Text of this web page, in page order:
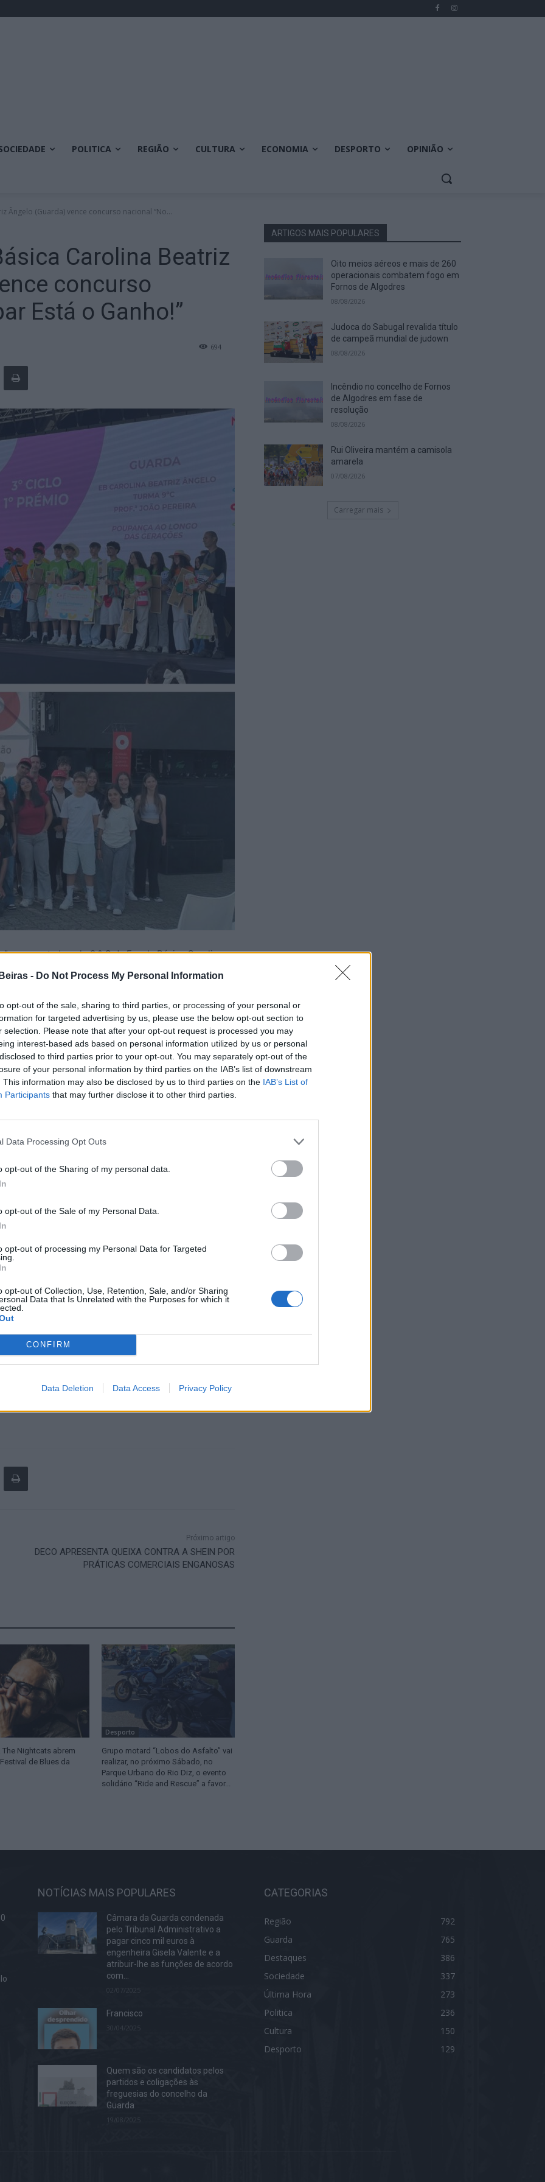
- Do Not Process My Personal Information
opt-out of the sale, sharing to third parties, or processing of your personal or
for targeted advertising by us, please use the below opt-out section to
selection. Please note that after your opt-out request is processed you may
interest-based ads based on personal information utilized by us or personal
to third parties prior to your opt-out. You may separately opt-out of the
of your personal information by third parties on the IAB’s list of downstream
This information may also be disclosed by us to third parties on the IAB’s List of
Participants that may further disclose it to other third parties.
Data Processing Opt Outs
opt-out of the Sharing of my personal data.
opt-out of the Sale of my Personal Data.
opt-out of processing my Personal Data for Targeted
opt-out of Collection, Use, Retention, Sale, and/or Sharing
Data that Is Unrelated with the Purposes for which it
CONFIRM
Data Deletion Data Access Privacy Policy
POLITICA REGIÃO CULTURA ECONOMIA DESPORTO OPINIÃO
Ângelo (Guarda) vence concurso nacional “No...
Carolina Beatriz
concurso
Está o Ganho!”
694
apresentado pelo 9.° C da Escola Básica Carolina
da 15.ª edição do “No Poupar Está o Ganho!”,
ao “Jogo de Tabuleiro: ‘No Poupar Está o Ganho”,
Silvestre Ribeiro, Idanha-a-Nova, e o 3.° lugar foi
um projecto do 9.° B da Escola Básica e
do Facebook, o Agrupamento de Escolas da Sé
que “No Poupar Está o Ganho!” é «um projecto
alunos conhecimentos de educação financeira,
dinheiro e possam adquirir competências que
e informadas no futuro, contribuindo para que
Carolina Beatriz Ângelo, orientados pelo professor
foram propostos», refere o AES. Adianta que,
e ficou em 27° lugar a nível nacional, num
cada turma tinha de criar um projeto final com um
artes performativas ou trabalhos manuais, os
produzindo um vídeo que viria a obter o primeiro
no escalão do 3.° ciclo. O prémio foi
Cupertino de Miranda, no Porto.
Poupar Está o Ganho!”, que foi implementado em
que existiu e no qual foi baseado o
do ensino regular, publicado pelos Supervisores
Próximo artigo
DECO APRESENTA QUEIXA CONTRA A SHEIN POR
PRÁTICAS COMERCIAIS ENGANOSAS
The Nightcats abrem
de Blues da
Desporto
Grupo motard “Lobos do Asfalto” vai
realizar, no próximo Sábado, no
Parque Urbano do Rio Diz, o evento
solidário “Ride and Rescue” a favor...
ARTIGOS MAIS POPULARES
Oito meios aéreos e mais de 260
operacionais combatem fogo em
Fornos de Algodres
08/08/2026
Judoca do Sabugal revalida título
de campeã mundial de judown
08/08/2026
Incêndio no concelho de Fornos
de Algodres em fase de
resolução
08/08/2026
Rui Oliveira mantém a camisola
amarela
07/08/2026
Carregar mais
NOTÍCIAS MAIS POPULARES
Câmara da Guarda condenada
pelo Tribunal Administrativo a
pagar cinco mil euros à
engenheira Gisela Valente e a
atribuir-lhe as funções de acordo
com...
02/07/2025
Francisco
30/04/2025
Quem são os candidatos pelos
partidos e coligações às
freguesias do concelho da
Guarda
19/08/2025
CATEGORIAS
Região
792
Guarda
765
Destaques
386
Sociedade
337
Última Hora
273
Politica
236
Cultura
150
Desporto
129